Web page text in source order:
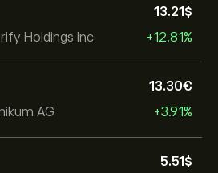
Holdings Inc
13.21‎$‎
+12.81%
AG
13.30‎€‎
+3.91%
5.51‎$‎